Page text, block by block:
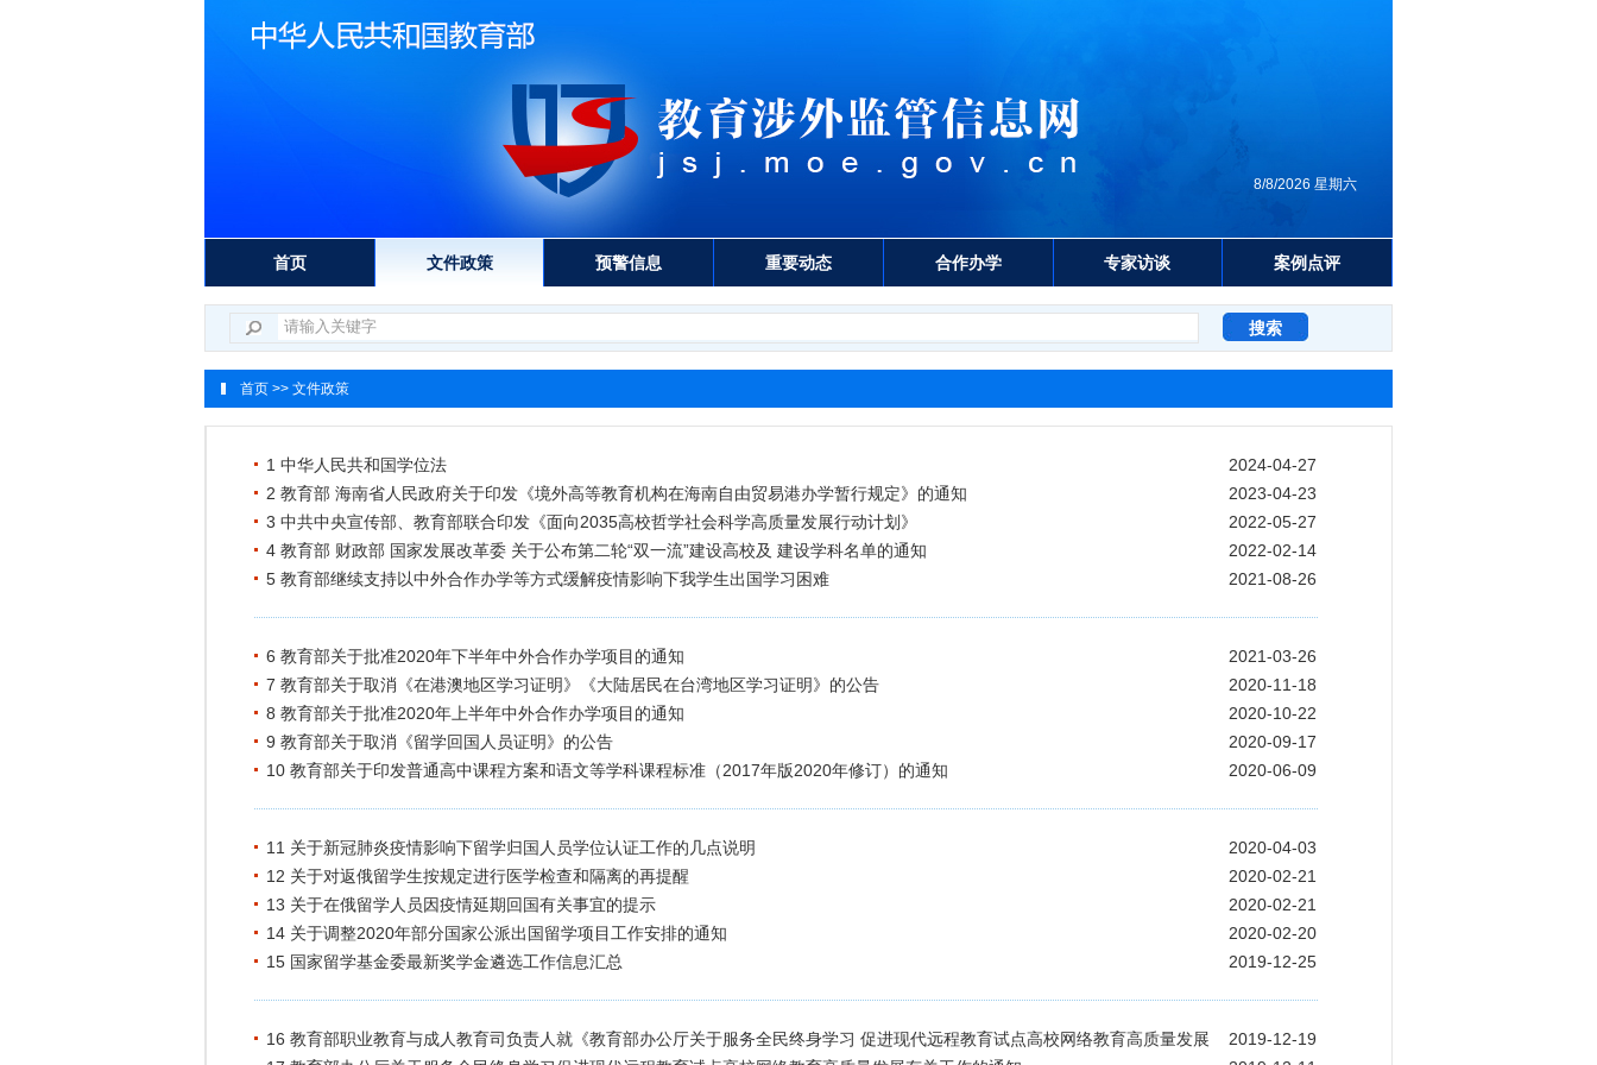
8/8/2026 星期六
首页 文件政策 预警信息 重要动态 合作办学 专家访谈 案例点评
首页 >> 文件政策
1 中华人民共和国学位法
2024-04-27
2 教育部 海南省人民政府关于印发《境外高等教育机构在海南自由贸易港办学暂行规定》的通知
2023-04-23
3 中共中央宣传部、教育部联合印发《面向2035高校哲学社会科学高质量发展行动计划》
2022-05-27
4 教育部 财政部 国家发展改革委 关于公布第二轮“双一流”建设高校及 建设学科名单的通知
2022-02-14
5 教育部继续支持以中外合作办学等方式缓解疫情影响下我学生出国学习困难
2021-08-26
6 教育部关于批准2020年下半年中外合作办学项目的通知
2021-03-26
7 教育部关于取消《在港澳地区学习证明》《大陆居民在台湾地区学习证明》的公告
2020-11-18
8 教育部关于批准2020年上半年中外合作办学项目的通知
2020-10-22
9 教育部关于取消《留学回国人员证明》的公告
2020-09-17
10 教育部关于印发普通高中课程方案和语文等学科课程标准（2017年版2020年修订）的通知
2020-06-09
11 关于新冠肺炎疫情影响下留学归国人员学位认证工作的几点说明
2020-04-03
12 关于对返俄留学生按规定进行医学检查和隔离的再提醒
2020-02-21
13 关于在俄留学人员因疫情延期回国有关事宜的提示
2020-02-21
14 关于调整2020年部分国家公派出国留学项目工作安排的通知
2020-02-20
15 国家留学基金委最新奖学金遴选工作信息汇总
2019-12-25
16 教育部职业教育与成人教育司负责人就《教育部办公厅关于服务全民终身学习 促进现代远程教育试点高校网络教育高质量发展
2019-12-19